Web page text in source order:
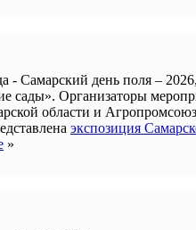
- Самарский день поля –
Организаторы
области и
экспозиция
»